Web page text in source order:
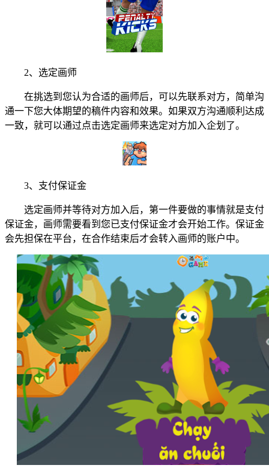
2、选定画师
在挑选到您认为合适的画师后，可以先联系对方，简单沟
通一下您大体期望的稿件内容和效果。如果双方沟通顺利达成
一致，就可以通过点击选定画师来选定对方加入企划了。
3、支付保证金
选定画师并等待对方加入后，第一件要做的事情就是支付
保证金，画师需要看到您已支付保证金才会开始工作。保证金
会先担保在平台，在合作结束后才会转入画师的账户中。